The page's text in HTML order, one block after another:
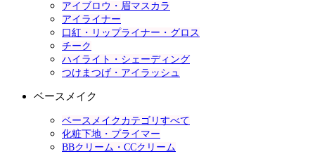
アイブロウ・眉マスカラ
アイライナー
口紅・リップライナー・グロス
チーク
ハイライト・シェーディング
つけまつげ・アイラッシュ
ベースメイク
ベースメイクカテゴリすべて
化粧下地・プライマー
BBクリーム・CCクリーム